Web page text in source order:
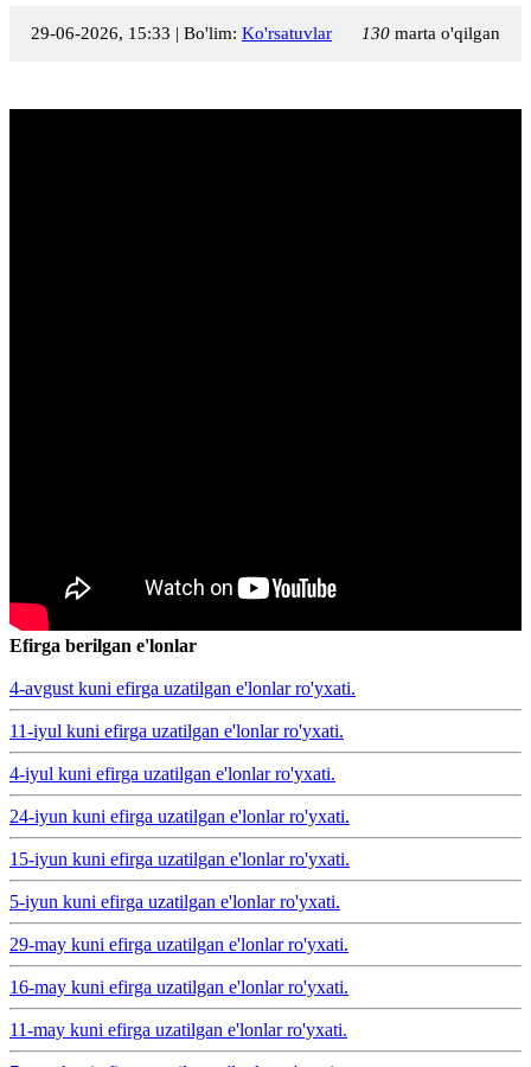
29-06-2026, 15:33 130 marta o'qilgan
| Bo'lim: Ko'rsatuvlar
Efirga berilgan e'lonlar
4-avgust kuni efirga uzatilgan e'lonlar ro'yxati.
11-iyul kuni efirga uzatilgan e'lonlar ro'yxati.
4-iyul kuni efirga uzatilgan e'lonlar ro'yxati.
24-iyun kuni efirga uzatilgan e'lonlar ro'yxati.
15-iyun kuni efirga uzatilgan e'lonlar ro'yxati.
5-iyun kuni efirga uzatilgan e'lonlar ro'yxati.
29-may kuni efirga uzatilgan e'lonlar ro'yxati.
16-may kuni efirga uzatilgan e'lonlar ro'yxati.
11-may kuni efirga uzatilgan e'lonlar ro'yxati.